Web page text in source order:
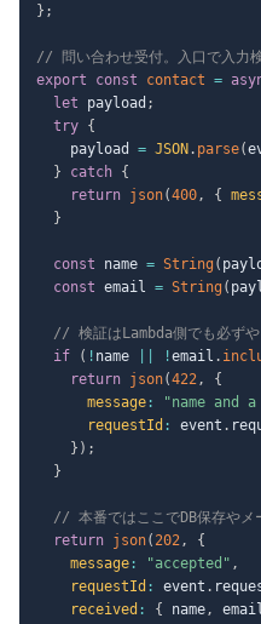
} ;
// 問い合わせ受付。入口で入力
export
const contact =
let payload ;
try {
    payload
= JSON . parse(
}
catch {
return json(400, {
}
const name = String (
const email = String (
// 検証はLambda側でも必ず
if
( ! name !email .
return json(422,
{
message : "name and
requestId : event .
} ) ;
}
// 本番ではここでDB保存やメ
return json( 202,
{
message : "accepted" ,
requestId : event .
received : { name,